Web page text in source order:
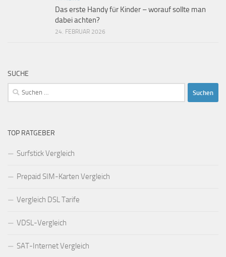
Das erste Handy für Kinder – worauf sollte man
dabei achten?
24. FEBRUAR 2026
SUCHE
Suchen
nach:
TOP RATGEBER
Surfstick Vergleich
Prepaid SIM-Karten Vergleich
Vergleich DSL Tarife
VDSL-Vergleich
SAT-Internet Vergleich